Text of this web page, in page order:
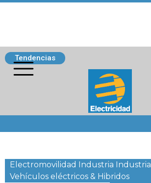
Tendencias
Electromovilidad Industria Industria
Vehículos eléctricos & Hibridos